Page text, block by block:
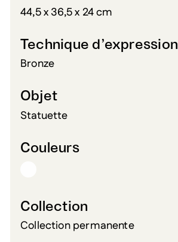
44,5 x 36,5 x 24 cm
Technique d’expression
Bronze
Objet
Statuette
Couleurs
Collection
Collection permanente